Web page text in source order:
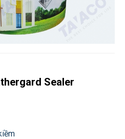
Sealer